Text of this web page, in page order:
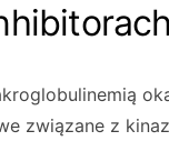
związane z